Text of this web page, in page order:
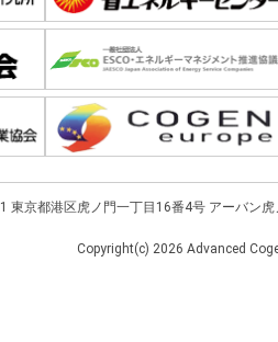
東京都港区虎ノ門一丁目16番4号 アーバン
Copyright(c) 2026 Advanced